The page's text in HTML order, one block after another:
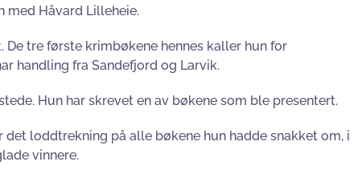
med Håvard Lilleheie.
tre første krimbøkene hennes kaller hun for
handling fra Sandefjord og Larvik.
Hun har skrevet en av bøkene som ble presentert.
det loddtrekning på alle bøkene hun hadde snakket om, i
vinnere.